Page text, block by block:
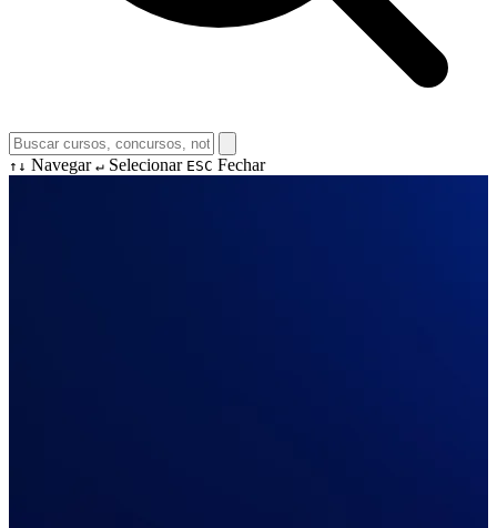
↑↓ Navegar ↵ Selecionar ESC Fechar